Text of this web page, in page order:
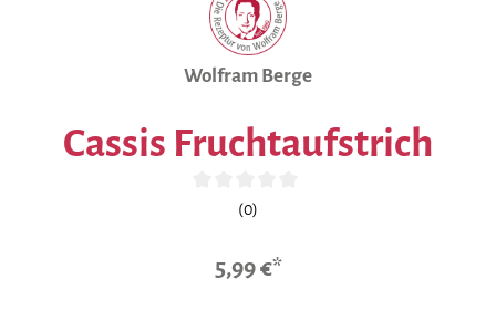
Wolfram Berge
Cassis Fruchtaufstrich
Durchschnittliche Bewertung von 0 von 5 Sternen
(0)
5,99 €*